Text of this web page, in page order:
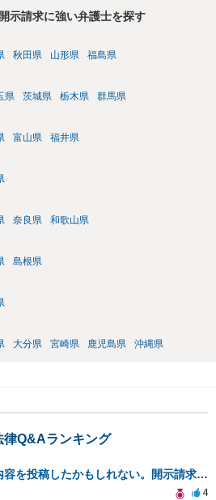
示請求に強い弁護士を探す
秋田県 山形県 福島県
県 茨城県 栃木県 群馬県
富山県 福井県
奈良県 和歌山県
島根県
大分県 宮崎県 鹿児島県 沖縄県
律Q&Aランキング
誹謗中傷に当たる内容を投稿したかもしれない。開示請求や民事刑事裁判に発展しうるのか教えて欲しい。
4